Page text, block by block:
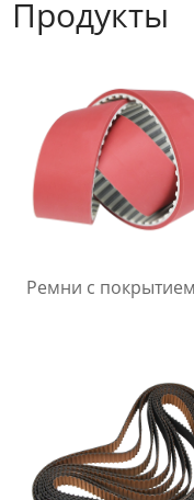
Продукты
Ремни с